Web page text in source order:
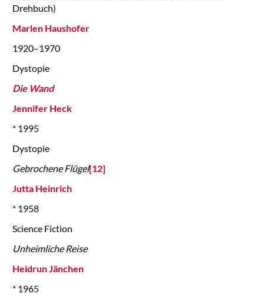
Drehbuch)
Marlen Haushofer
1920–1970
Dystopie
Die Wand
Jennifer Heck
* 1995
Dystopie
Gebrochene Flügel[12]
Jutta Heinrich
* 1958
Science Fiction
Unheimliche Reise
Heidrun Jänchen
* 1965